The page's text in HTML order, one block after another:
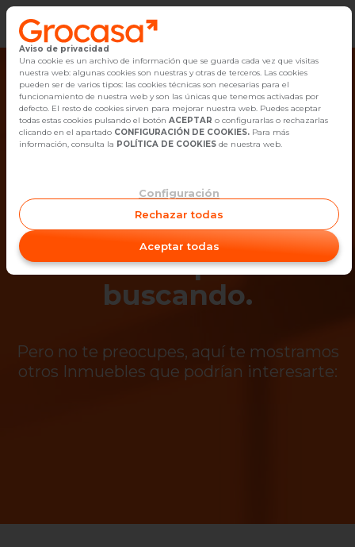
Vender
Buscar Inmuebles
Alquiler
Empleo
Oficinas
Contacto
¡Ups! Ya no está
disponible el
inmueble que estás
buscando.
Pero no te preocupes, aquí te mostramos
otros Inmuebles que podrían interesarte:
Aviso de privacidad
Una cookie es un archivo de información que se guarda cada vez que visitas
nuestra web: algunas cookies son nuestras y otras de terceros. Las cookies
pueden ser de varios tipos: las cookies técnicas son necesarias para el
funcionamiento de nuestra web y son las únicas que tenemos activadas por
defecto. El resto de cookies sirven para mejorar nuestra web. Puedes aceptar
todas estas cookies pulsando el botón ACEPTAR o configurarlas o rechazarlas
clicando en el apartado CONFIGURACIÓN DE COOKIES. Para más
información, consulta la POLÍTICA DE COOKIES de nuestra web.
Configuración
Rechazar todas
Aceptar todas